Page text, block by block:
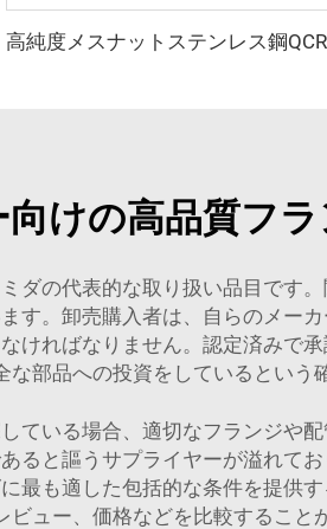
けの高品質フ
ダの代表的な取り扱い品目です
す。卸売購入者は、自らのメー
ければなりません。認定済みで
な部品への投資をしているという
ている場合、適切なフランジや
ると謳うサプライヤーが溢れて
最も適した包括的な条件を提供
ビュー、価格などを比較すること